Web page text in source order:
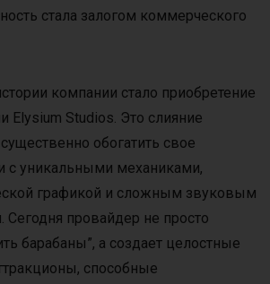
стала залогом коммерческого
компании стало приобретение
Elysium Studios. Это слияние
обогатить свое
с уникальными механиками,
графикой и сложным звуковым
провайдер не просто
барабаны”, а создает целостные
способные